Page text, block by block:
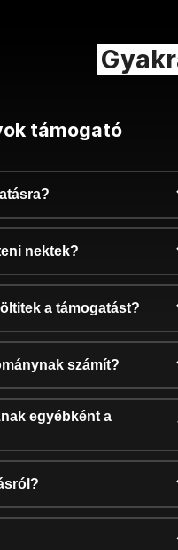
támogató
nektek?
a támogatást?
számít?
egyébként a